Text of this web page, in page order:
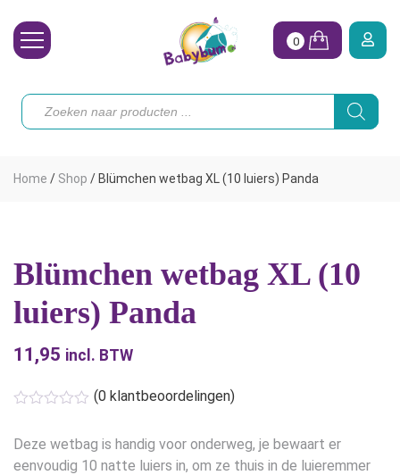
Toebehoren
Onze merken
Hoe begin ik?
0
Producten
zoeken
Home / Shop / Blümchen wetbag XL (10 luiers) Panda
Blümchen wetbag XL (10
luiers) Panda
11,95 incl. BTW
(0 klantbeoordelingen)
Deze wetbag is handig voor onderweg, je bewaart er
eenvoudig 10 natte luiers in, om ze thuis in de luieremmer